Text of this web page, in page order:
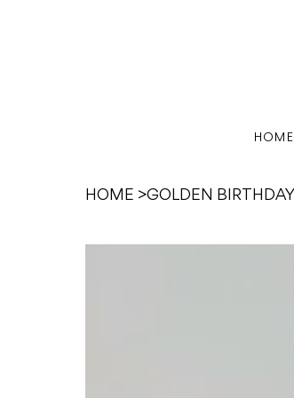
HOME
HOME >GOLDEN BIRTHDAY